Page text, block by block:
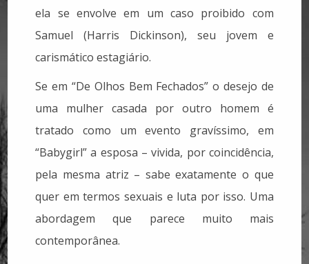
ela se envolve em um caso proibido com
Samuel (Harris Dickinson), seu jovem e
carismático estagiário.
Se em “De Olhos Bem Fechados” o desejo de
uma mulher casada por outro homem é
tratado como um evento gravíssimo, em
“Babygirl” a esposa – vivida, por coincidência,
pela mesma atriz – sabe exatamente o que
quer em termos sexuais e luta por isso. Uma
abordagem que parece muito mais
contemporânea.